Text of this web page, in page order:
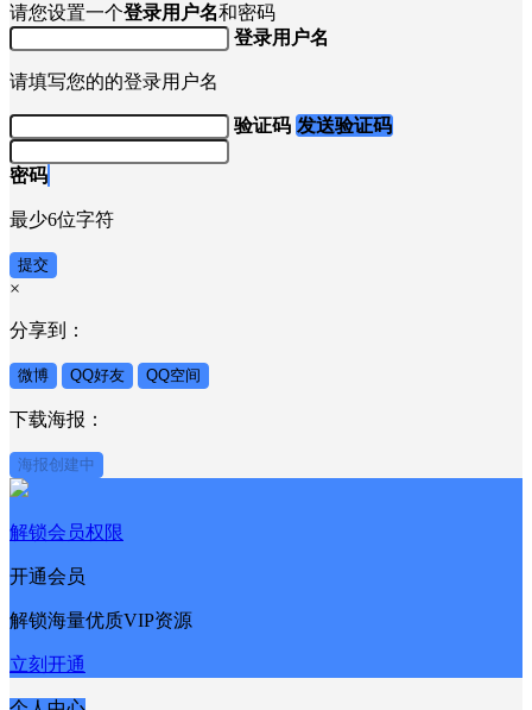
请您设置一个登录用户名和密码
登录用户名
请填写您的的登录用户名
验证码 发送验证码
密码
最少6位字符
提交
×
分享到：
微博 QQ好友 QQ空间
下载海报：
海报创建中
解锁会员权限
开通会员
解锁海量优质VIP资源
立刻开通